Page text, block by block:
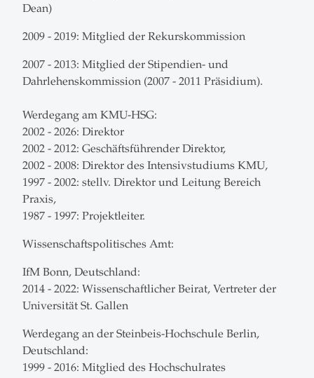
Dean)
2009 - 2019: Mitglied der Rekurskommission
2007 - 2013: Mitglied der Stipendien- und
Dahrlehenskommission (2007 - 2011 Präsidium).
Werdegang am KMU-HSG:
2002 - 2026: Direktor
2002 - 2012: Geschäftsführender Direktor,
2002 - 2008: Direktor des Intensivstudiums KMU,
1997 - 2002: stellv. Direktor und Leitung Bereich
Praxis,
1987 - 1997: Projektleiter.
Wissenschaftspolitisches Amt:
IfM Bonn, Deutschland:
2014 - 2022: Wissenschaftlicher Beirat, Vertreter der
Universität St. Gallen
Werdegang an der Steinbeis-Hochschule Berlin,
Deutschland:
1999 - 2016: Mitglied des Hochschulrates